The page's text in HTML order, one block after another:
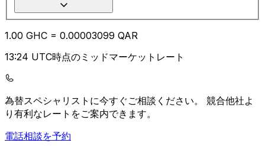
1.00 GHC = 0.00003099 QAR
13:24 UTC時点のミッドマーケットレート
為替スペシャリストに今すぐご相談ください。 競合他社よ
り有利なレートをご案内できます。
電話相談を予約